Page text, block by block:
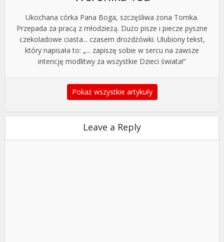
Ukochana córka Pana Boga, szczęśliwa żona Tomka.
Przepada za pracą z młodzieżą. Dużo pisze i piecze pyszne
czekoladowe ciasta... czasem drożdżówki. Ulubiony tekst,
który napisała to: „... zapiszę sobie w sercu na zawsze
intencję modlitwy za wszystkie Dzieci świata!”
Pokaż wszystkie artykuły
Leave a Reply